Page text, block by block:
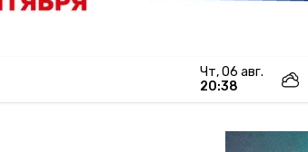
чт, 06 авг.
20:38